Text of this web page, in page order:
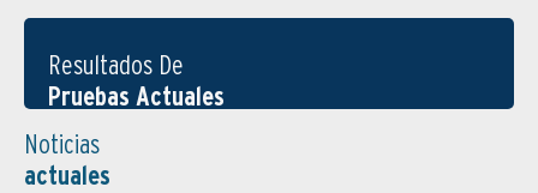
Resultados De
Pruebas Actuales
Noticias
actuales